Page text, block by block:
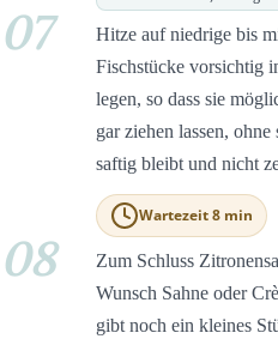
07
Hitze auf niedrige bis
Fischstücke vorsichtig
legen, so dass sie
gar ziehen lassen,
saftig bleibt und nicht
Wartezeit 8 min
08
Zum Schluss
Wunsch Sahne oder
gibt noch ein kleines